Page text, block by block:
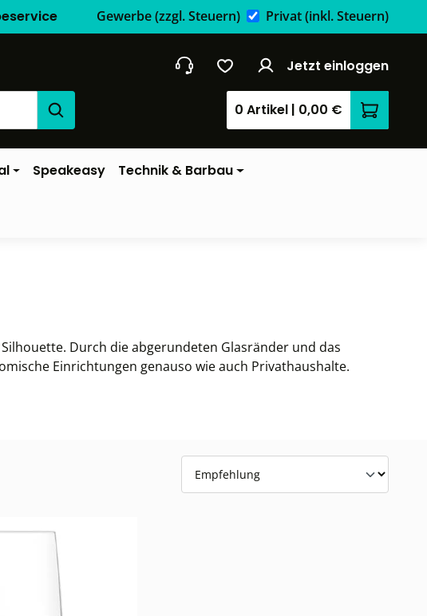
Gewerbe(zzgl. Steuern) Privat(inkl. Steuern)
Jetzt einloggen
0 Artikel | 0,00 €
Speakeasy Technik & Barbau
Durch die abgerundeten Glasränder und das
Einrichtungen genauso wie auch Privathaushalte.